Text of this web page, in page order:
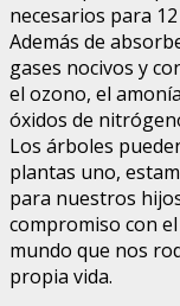
necesarios para
Además de
gases nocivos y
el ozono, el
óxidos de
Los árboles
plantas uno,
para nuestros
compromiso con
mundo que nos
propia vida.